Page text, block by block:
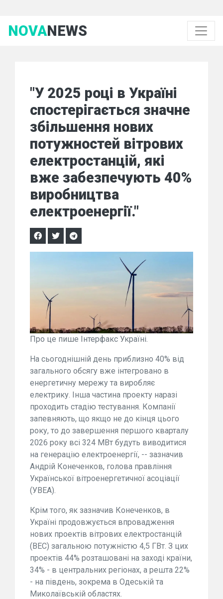
NOVANEWS
"У 2025 році в Україні
спостерігається значне
збільшення нових
потужностей вітрових
електростанцій, які
вже забезпечують 40%
виробництва
електроенергії."
Про це пише Інтерфакс Україні.
На сьогоднішній день приблизно 40% від
загального обсягу вже інтегровано в
енергетичну мережу та виробляє
електрику. Інша частина проекту наразі
проходить стадію тестування. Компанії
запевняють, що якщо не до кінця цього
року, то до завершення першого кварталу
2026 року всі 324 МВт будуть виводитися
на генерацію електроенергії, -- зазначив
Андрій Конеченков, голова правління
Української вітроенергетичної асоціації
(УВЕА).
Крім того, як зазначив Конеченков, в
Україні продовжується впровадження
нових проектів вітрових електростанцій
(ВЕС) загальною потужністю 4,5 ГВт. З цих
проектів 44% розташовані на заході країни,
34% - в центральних регіонах, а решта 22%
- на південь, зокрема в Одеській та
Миколаївській областях.